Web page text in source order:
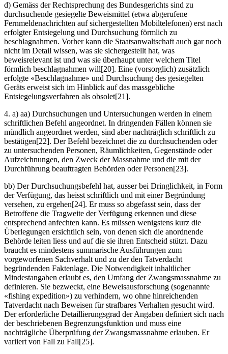
d) Gemäss der Rechtsprechung des Bundesgerichts sind zu
durchsuchende gesiegelte Beweismittel (etwa abgerufene
Fernmeldenachrichten auf sichergestellten Mobiltelefonen) erst nach
erfolgter Entsiegelung und Durchsuchung förmlich zu
beschlagnahmen. Vorher kann die Staatsanwaltschaft auch gar noch
nicht im Detail wissen, was sie sichergestellt hat, was
beweisrelevant ist und was sie überhaupt unter welchem Titel
förmlich beschlagnahmen will[20]. Eine (vorsorglich) zusätzlich
erfolgte «Beschlagnahme» und Durchsuchung des gesiegelten
Geräts erweist sich im Hinblick auf das massgebliche
Entsiegelungsverfahren als obsolet[21].
4. a) aa) Durchsuchungen und Untersuchungen werden in einem
schriftlichen Befehl angeordnet. In dringenden Fällen können sie
mündlich angeordnet werden, sind aber nachträglich schriftlich zu
bestätigen[22]. Der Befehl bezeichnet die zu durchsuchenden oder
zu untersuchenden Personen, Räumlichkeiten, Gegenstände oder
Aufzeichnungen, den Zweck der Massnahme und die mit der
Durchführung beauftragten Behörden oder Personen[23].
bb) Der Durchsuchungsbefehl hat, ausser bei Dringlichkeit, in Form
der Verfügung, das heisst schriftlich und mit einer Begründung
versehen, zu ergehen[24]. Er muss so abgefasst sein, dass der
Betroffene die Tragweite der Verfügung erkennen und diese
entsprechend anfechten kann. Es müssen wenigstens kurz die
Überlegungen ersichtlich sein, von denen sich die anordnende
Behörde leiten liess und auf die sie ihren Entscheid stützt. Dazu
braucht es mindestens summarische Ausführungen zum
vorgeworfenen Sachverhalt und zu der den Tatverdacht
begründenden Faktenlage. Die Notwendigkeit inhaltlicher
Mindestangaben erlaubt es, den Umfang der Zwangsmassnahme zu
definieren. Sie bezweckt, eine Beweisausforschung (sogenannte
«fishing expedition») zu verhindern, wo ohne hinreichenden
Tatverdacht nach Beweisen für strafbares Verhalten gesucht wird.
Der erforderliche Detaillierungsgrad der Angaben definiert sich nach
der beschriebenen Begrenzungsfunktion und muss eine
nachträgliche Überprüfung der Zwangsmassnahme erlauben. Er
variiert von Fall zu Fall[25].